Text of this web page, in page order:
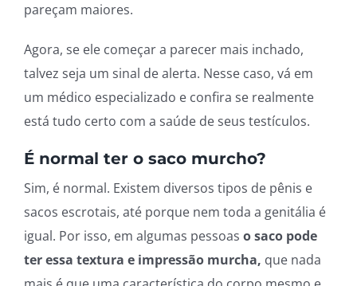
pareçam maiores.
Agora, se ele começar a parecer mais inchado,
talvez seja um sinal de alerta. Nesse caso, vá em
um médico especializado e confira se realmente
está tudo certo com a saúde de seus testículos.
É normal ter o saco murcho?
Sim, é normal. Existem diversos tipos de pênis e
sacos escrotais, até porque nem toda a genitália é
igual. Por isso, em algumas pessoas o saco pode
ter essa textura e impressão murcha, que nada